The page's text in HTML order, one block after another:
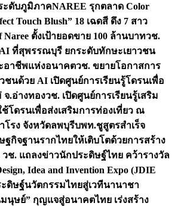
ะดับภูมิภาคNAREE รุกตลาด Color
Touch Blush” 18 เฉดสี ดึง 7 สาว
Naree ตั้งเป้ายอดขาย 100 ล้านบาทวช.
ที่สุพรรณบุรี ยกระดับทักษะเยาวชน
อาชีพแห่งอนาคตวช. ขยายโอกาสการ
ชนด้วย AI เปิดศูนย์การเรียนรู้โดรนเพื่อ
จ.อ่างทองวช. เปิดศูนย์การเรียนรู้เสริม
โดรนเพื่อส่งเสริมการท่องเที่ยว ณ
โรง จังหวัดลพบุรีบพท.ชูสูตรสำเร็จ
ฐกิจฐานรากไทยให้เติบโตด้วยการสร้าง
วช. แถลงข่าวนักประดิษฐ์ไทย คว้ารางวัล
Idea and Invention Expo (JDIE
ดิษฐ์นวัตกรรมไทยสู่เวทีนานาชา
นุษย์” กุญแจสู่อนาคตไทย เร่งสร้าง